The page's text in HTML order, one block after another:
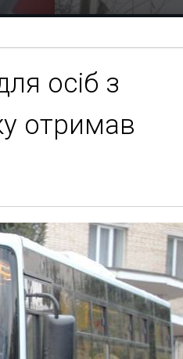
осіб з
отримав